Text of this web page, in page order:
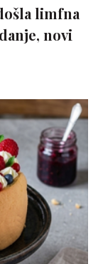
limfna
novi